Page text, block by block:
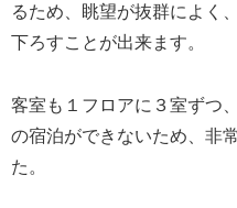
るため、眺望が抜群によく
下ろすことが出来ます。
客室も１フロアに３室ずつ
の宿泊ができないため、非
た。